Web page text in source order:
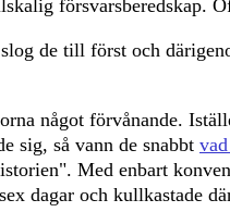
försvarsberedskap.
de till först och
något förvånande.
sig, så vann de snabbt
Med enbart
dagar och kullkastade